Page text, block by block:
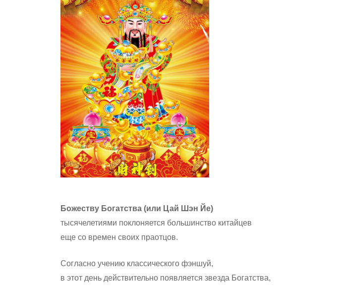
Божеству Богатства (или Цай Шэн Йе)
тысячелетиями поклоняется большинство китайцев
еще со времен своих праотцов.
Согласно учению классического фэншуй,
в этот день действительно появляется звезда Богатства,